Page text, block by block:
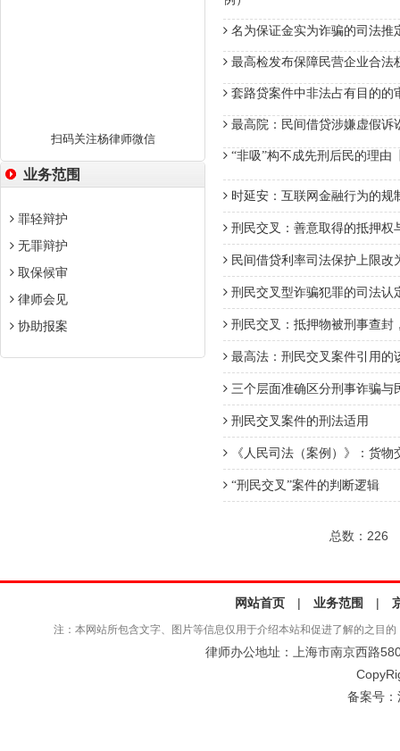
扫码关注杨律师微信
业务范围
罪轻辩护
无罪辩护
取保候审
律师会见
协助报案
名为保证金实为诈骗的司法
最高检发布保障民营企业合法
套路贷案件中非法占有目的的
最高院：民间借贷涉嫌虚假诉
“非吸”构不成先刑后民的理由
时延安：互联网金融行为的规
刑民交叉：善意取得的抵押权
民间借贷利率司法保护上限改
刑民交叉型诈骗犯罪的司法认
刑民交叉：抵押物被刑事查封
最高法：刑民交叉案件引用的
三个层面准确区分刑事诈骗与
刑民交叉案件的刑法适用
《人民司法（案例）》：货
“刑民交叉”案件的判断逻辑
总数：226
网站首页 | 业务范围 |
注：本网站所包含文字、图片等信息仅用于介绍本站和促进了解的之目
律师办公地址：上海市南京西路
备案号：